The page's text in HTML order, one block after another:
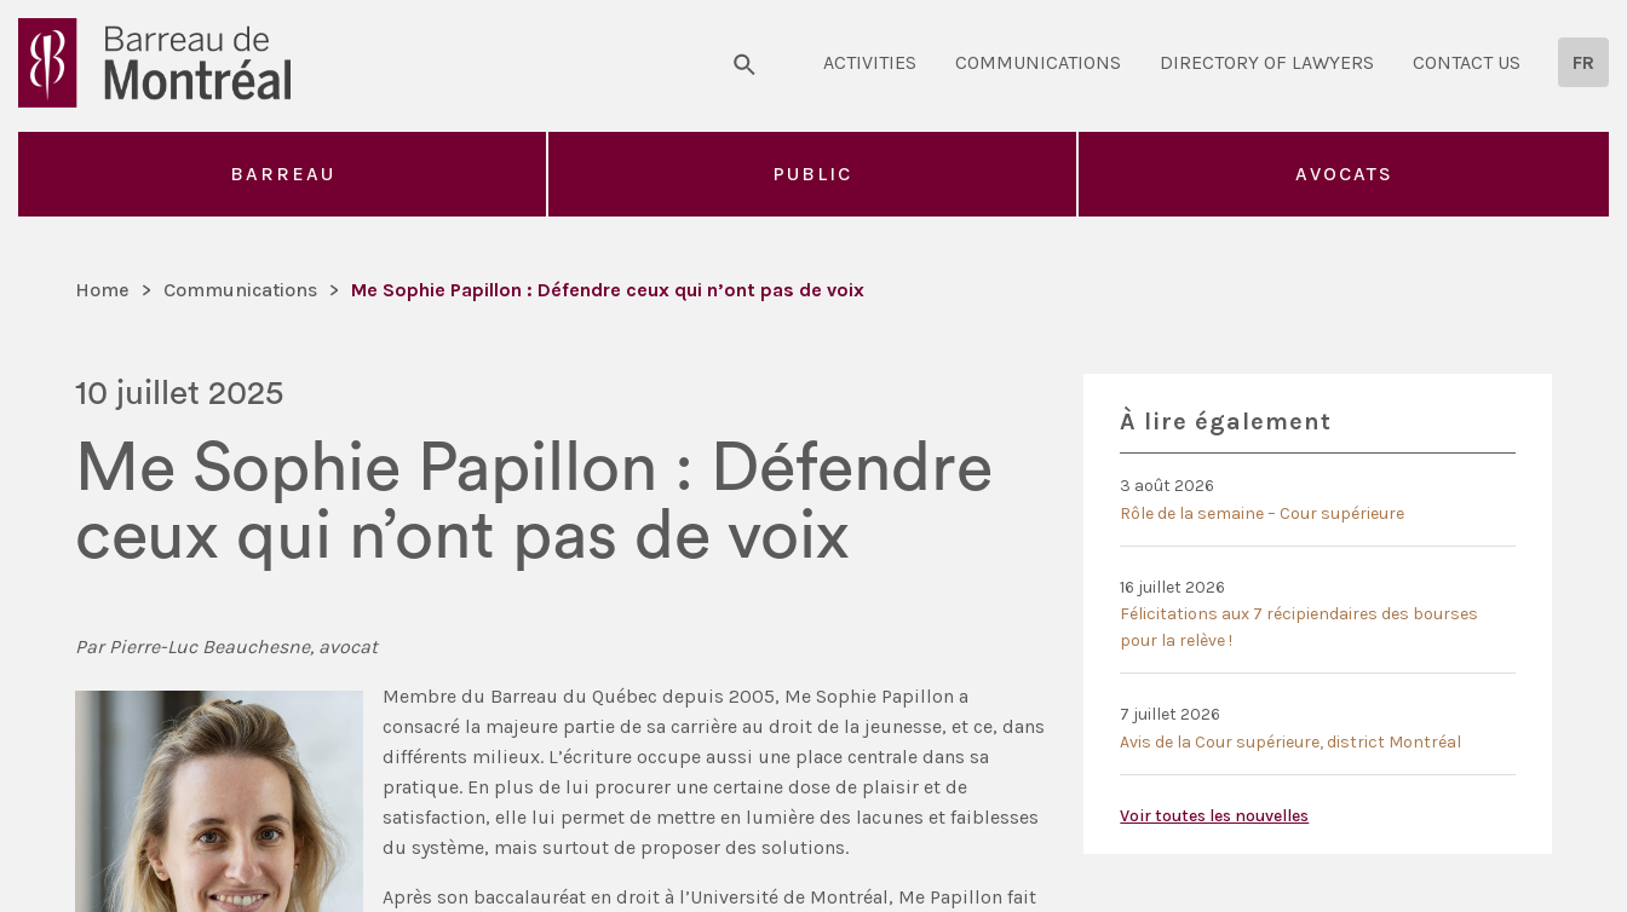
ACTIVITIES COMMUNICATIONS DIRECTORY OF LAWYERS CONTACT US FR
BARREAU PUBLIC AVOCATS
Home > Communications > Me Sophie Papillon : Défendre ceux qui n’ont pas de voix
10 juillet 2025
Me Sophie Papillon : Défendre
ceux qui n’ont pas de voix
Par Pierre-Luc Beauchesne, avocat
Membre du Barreau du Québec depuis 2005, Me Sophie Papillon a
consacré la majeure partie de sa carrière au droit de la jeunesse, et ce, dans
différents milieux. L’écriture occupe aussi une place centrale dans sa
pratique. En plus de lui procurer une certaine dose de plaisir et de
satisfaction, elle lui permet de mettre en lumière des lacunes et faiblesses
du système, mais surtout de proposer des solutions.
Après son baccalauréat en droit à l’Université de Montréal, Me Papillon fait
À lire également
3 août 2026
Rôle de la semaine – Cour supérieure
16 juillet 2026
Félicitations aux 7 récipiendaires des bourses
pour la relève !
7 juillet 2026
Avis de la Cour supérieure, district Montréal
Voir toutes les nouvelles